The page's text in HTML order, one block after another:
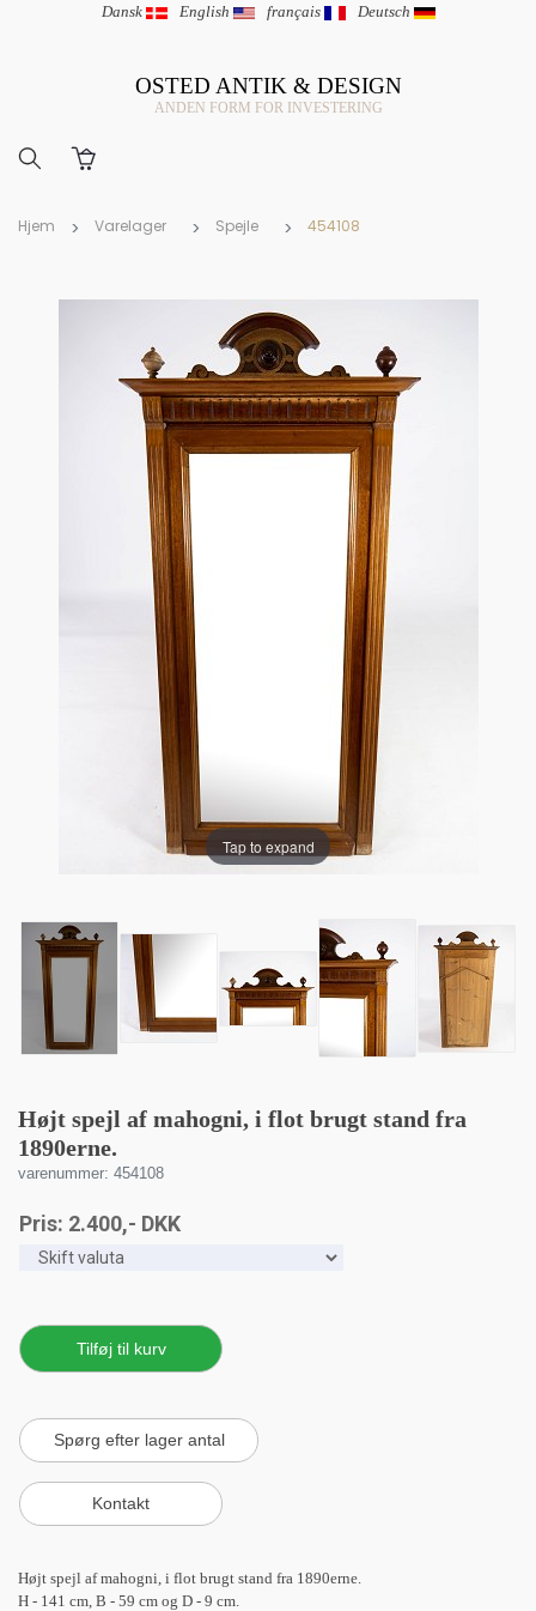
Dansk | English | français | Deutsch
OSTED ANTIK & DESIGN
ANDEN FORM FOR INVESTERING
Hjem Varelager Spejle 454108
Tap to expand
Højt spejl af mahogni, i flot brugt stand fra
1890erne.
varenummer: 454108
Pris: 2.400,- DKK
Højt spejl af mahogni, i flot brugt stand fra 1890erne.
H - 141 cm, B - 59 cm og D - 9 cm.